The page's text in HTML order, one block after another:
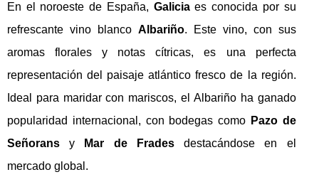
En el noroeste de España, Galiciaes conocida por su
refrescante vino blanco Albariño. Este vino, con sus
aromas florales y notas cítricas, es una perfecta
representación del paisaje atlántico fresco de la región.
Ideal para maridar con mariscos, el Albariño ha ganado
popularidad internacional, con bodegas como Pazo de
Señorans y Mar de Fradesdestacándose en el
mercado global.